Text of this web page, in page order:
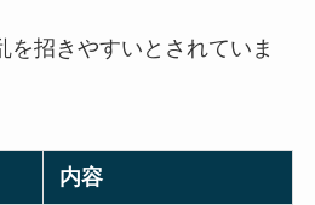
を招きやすいとされていま
内容